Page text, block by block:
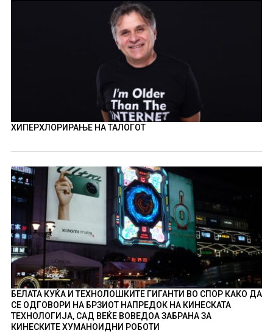
ХИПЕРХЛОРИРАЊЕ НА ТАЛОГОТ
БЕЛАТА КУЌА И ТЕХНОЛОШКИТЕ ГИГАНТИ ВО СПОР КАКО ДА
СЕ ОДГОВОРИ НА БРЗИОТ НАПРЕДОК НА КИНЕСКАТА
ТЕХНОЛОГИЈА, САД ВЕЌЕ ВОВЕДОА ЗАБРАНА ЗА
КИНЕСКИТЕ ХУМАНОИДНИ РОБОТИ